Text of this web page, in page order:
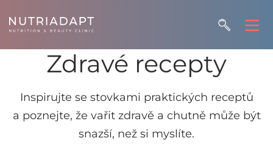
Zdravé recepty
Inspirujte se stovkami praktických receptů
a poznejte, že vařit zdravě a chutně může být
snazší, než si myslíte.